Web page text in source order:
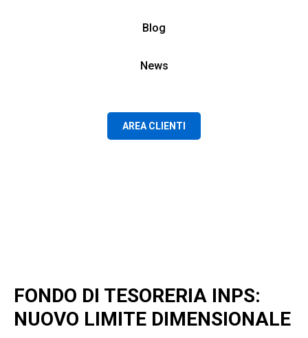
Blog
News
AREA CLIENTI
FONDO DI TESORERIA INPS:
NUOVO LIMITE DIMENSIONALE